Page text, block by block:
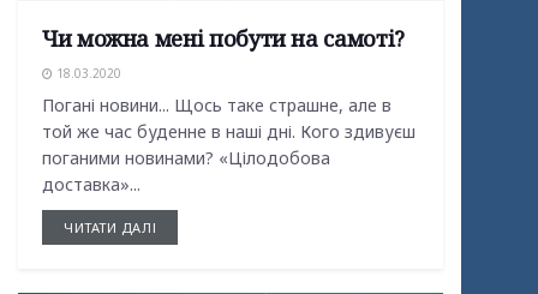
Чи можна мені побути на самоті?
18.03.2020
Погані новини... Щось таке страшне, але в
той же час буденне в наші дні. Кого здивуєш
поганими новинами? «Цілодобова
доставка»...
ЧИТАТИ ДАЛІ